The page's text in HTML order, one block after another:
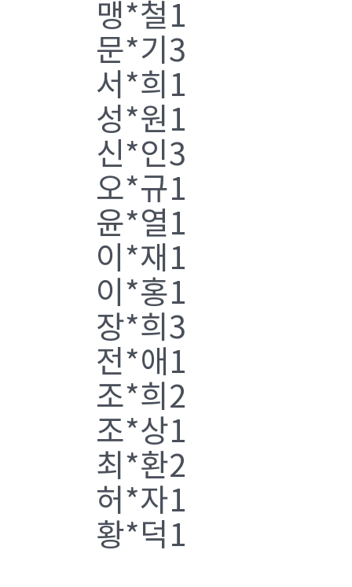
맹*철1
문*기3
서*희1
성*원1
신*인3
오*규1
윤*열1
이*재1
이*홍1
장*희3
전*애1
조*희2
조*상1
최*환2
허*자1
황*덕1